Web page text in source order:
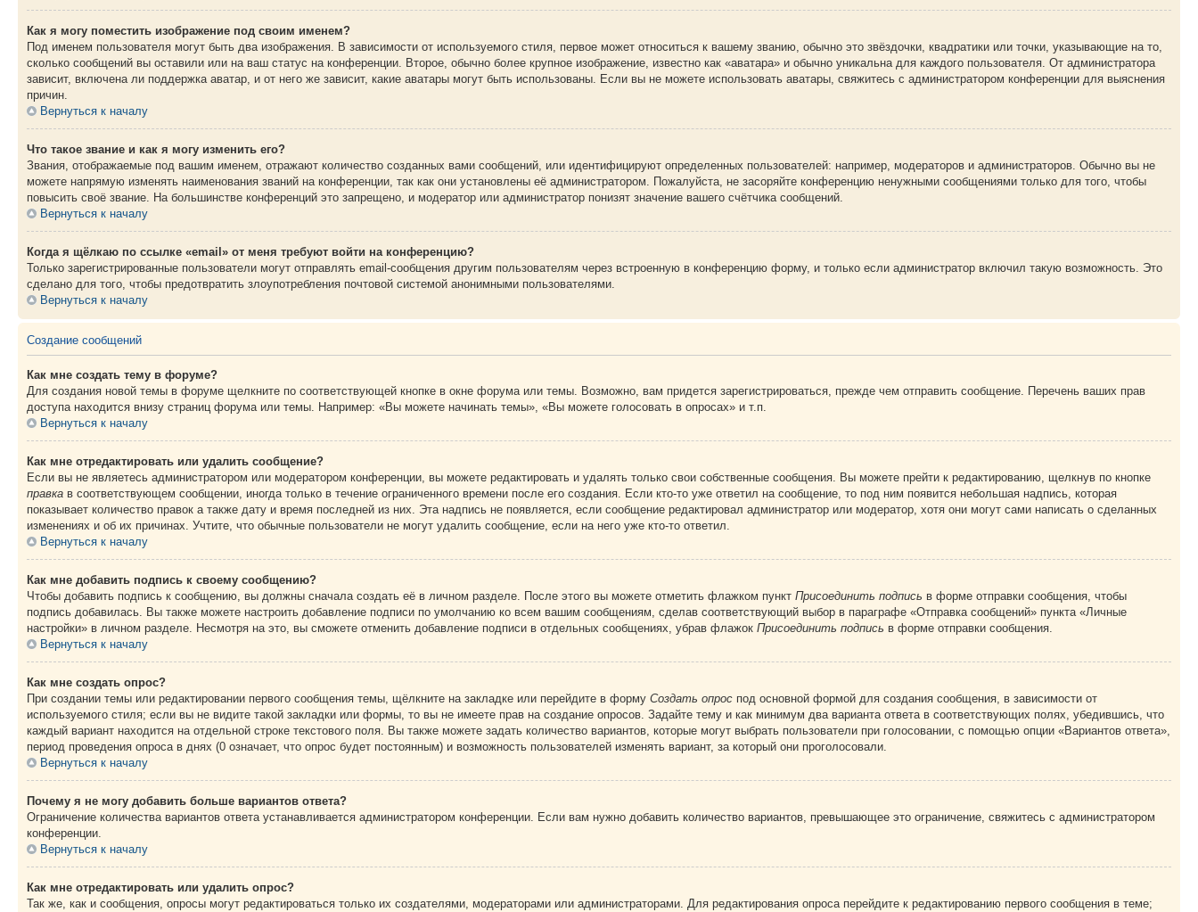
Как я могу поместить изображение под своим именем?
Под именем пользователя могут быть два изображения. В зависимости от используемого стиля, первое может относиться к вашему званию, обычно это звёздочки, квадратики или точки, указывающие на то,
сколько сообщений вы оставили или на ваш статус на конференции. Второе, обычно более крупное изображение, известно как «аватара» и обычно уникальна для каждого пользователя. От администратора
зависит, включена ли поддержка аватар, и от него же зависит, какие аватары могут быть использованы. Если вы не можете использовать аватары, свяжитесь с администратором конференции для выяснения
причин.
Вернуться к началу
Что такое звание и как я могу изменить его?
Звания, отображаемые под вашим именем, отражают количество созданных вами сообщений, или идентифицируют определенных пользователей: например, модераторов и администраторов. Обычно вы не
можете напрямую изменять наименования званий на конференции, так как они установлены её администратором. Пожалуйста, не засоряйте конференцию ненужными сообщениями только для того, чтобы
повысить своё звание. На большинстве конференций это запрещено, и модератор или администратор понизят значение вашего счётчика сообщений.
Вернуться к началу
Когда я щёлкаю по ссылке «email» от меня требуют войти на конференцию?
Только зарегистрированные пользователи могут отправлять email-сообщения другим пользователям через встроенную в конференцию форму, и только если администратор включил такую возможность. Это
сделано для того, чтобы предотвратить злоупотребления почтовой системой анонимными пользователями.
Вернуться к началу
Создание сообщений
Как мне создать тему в форуме?
Для создания новой темы в форуме щелкните по соответствующей кнопке в окне форума или темы. Возможно, вам придется зарегистрироваться, прежде чем отправить сообщение. Перечень ваших прав
доступа находится внизу страниц форума или темы. Например: «Вы можете начинать темы», «Вы можете голосовать в опросах» и т.п.
Вернуться к началу
Как мне отредактировать или удалить сообщение?
Если вы не являетесь администратором или модератором конференции, вы можете редактировать и удалять только свои собственные сообщения. Вы можете прейти к редактированию, щелкнув по кнопке
правка в соответствующем сообщении, иногда только в течение ограниченного времени после его создания. Если кто-то уже ответил на сообщение, то под ним появится небольшая надпись, которая
показывает количество правок а также дату и время последней из них. Эта надпись не появляется, если сообщение редактировал администратор или модератор, хотя они могут сами написать о сделанных
изменениях и об их причинах. Учтите, что обычные пользователи не могут удалить сообщение, если на него уже кто-то ответил.
Вернуться к началу
Как мне добавить подпись к своему сообщению?
Чтобы добавить подпись к сообщению, вы должны сначала создать её в личном разделе. После этого вы можете отметить флажком пункт Присоединить подпись в форме отправки сообщения, чтобы
подпись добавилась. Вы также можете настроить добавление подписи по умолчанию ко всем вашим сообщениям, сделав соответствующий выбор в параграфе «Отправка сообщений» пункта «Личные
настройки» в личном разделе. Несмотря на это, вы сможете отменить добавление подписи в отдельных сообщениях, убрав флажок Присоединить подпись в форме отправки сообщения.
Вернуться к началу
Как мне создать опрос?
При создании темы или редактировании первого сообщения темы, щёлкните на закладке или перейдите в форму Создать опрос под основной формой для создания сообщения, в зависимости от
используемого стиля; если вы не видите такой закладки или формы, то вы не имеете прав на создание опросов. Задайте тему и как минимум два варианта ответа в соответствующих полях, убедившись, что
каждый вариант находится на отдельной строке текстового поля. Вы также можете задать количество вариантов, которые могут выбрать пользователи при голосовании, с помощью опции «Вариантов ответа»,
период проведения опроса в днях (0 означает, что опрос будет постоянным) и возможность пользователей изменять вариант, за который они проголосовали.
Вернуться к началу
Почему я не могу добавить больше вариантов ответа?
Ограничение количества вариантов ответа устанавливается администратором конференции. Если вам нужно добавить количество вариантов, превышающее это ограничение, свяжитесь с администратором
конференции.
Вернуться к началу
Как мне отредактировать или удалить опрос?
Так же, как и сообщения, опросы могут редактироваться только их создателями, модераторами или администраторами. Для редактирования опроса перейдите к редактированию первого сообщения в теме;